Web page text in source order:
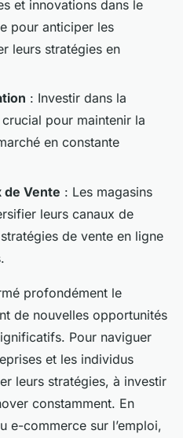
et innovations dans le
pour anticiper les
leurs stratégies en
: Investir dans la
pour maintenir la
en constante
de Vente : Les magasins
leurs canaux de
de vente en ligne
profondément le
de nouvelles opportunités
Pour naviguer
et les individus
leurs stratégies, à investir
constamment. En
e-commerce sur l’emploi,